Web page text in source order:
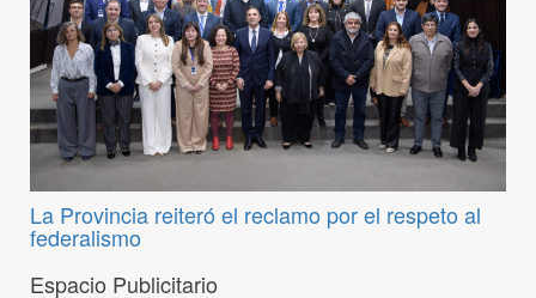
La Provincia reiteró el reclamo por el respeto al
federalismo
Espacio Publicitario